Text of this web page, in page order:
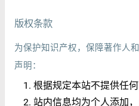
版权条款
为保护知识产权，保障著作人
声明：
根据规定本站不提供任
站内信息均为个人添加